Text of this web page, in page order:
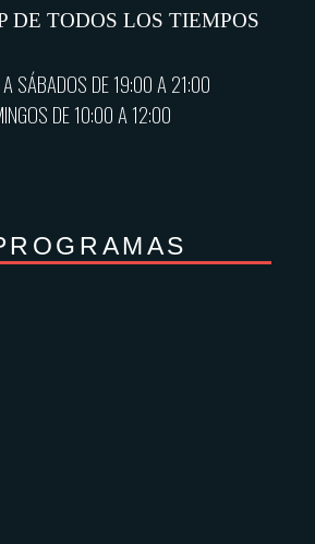
DE TODOS LOS TIEMPOS
A SÁBADOS DE 19:00 A 21:00
DE 10:00 A 12:00